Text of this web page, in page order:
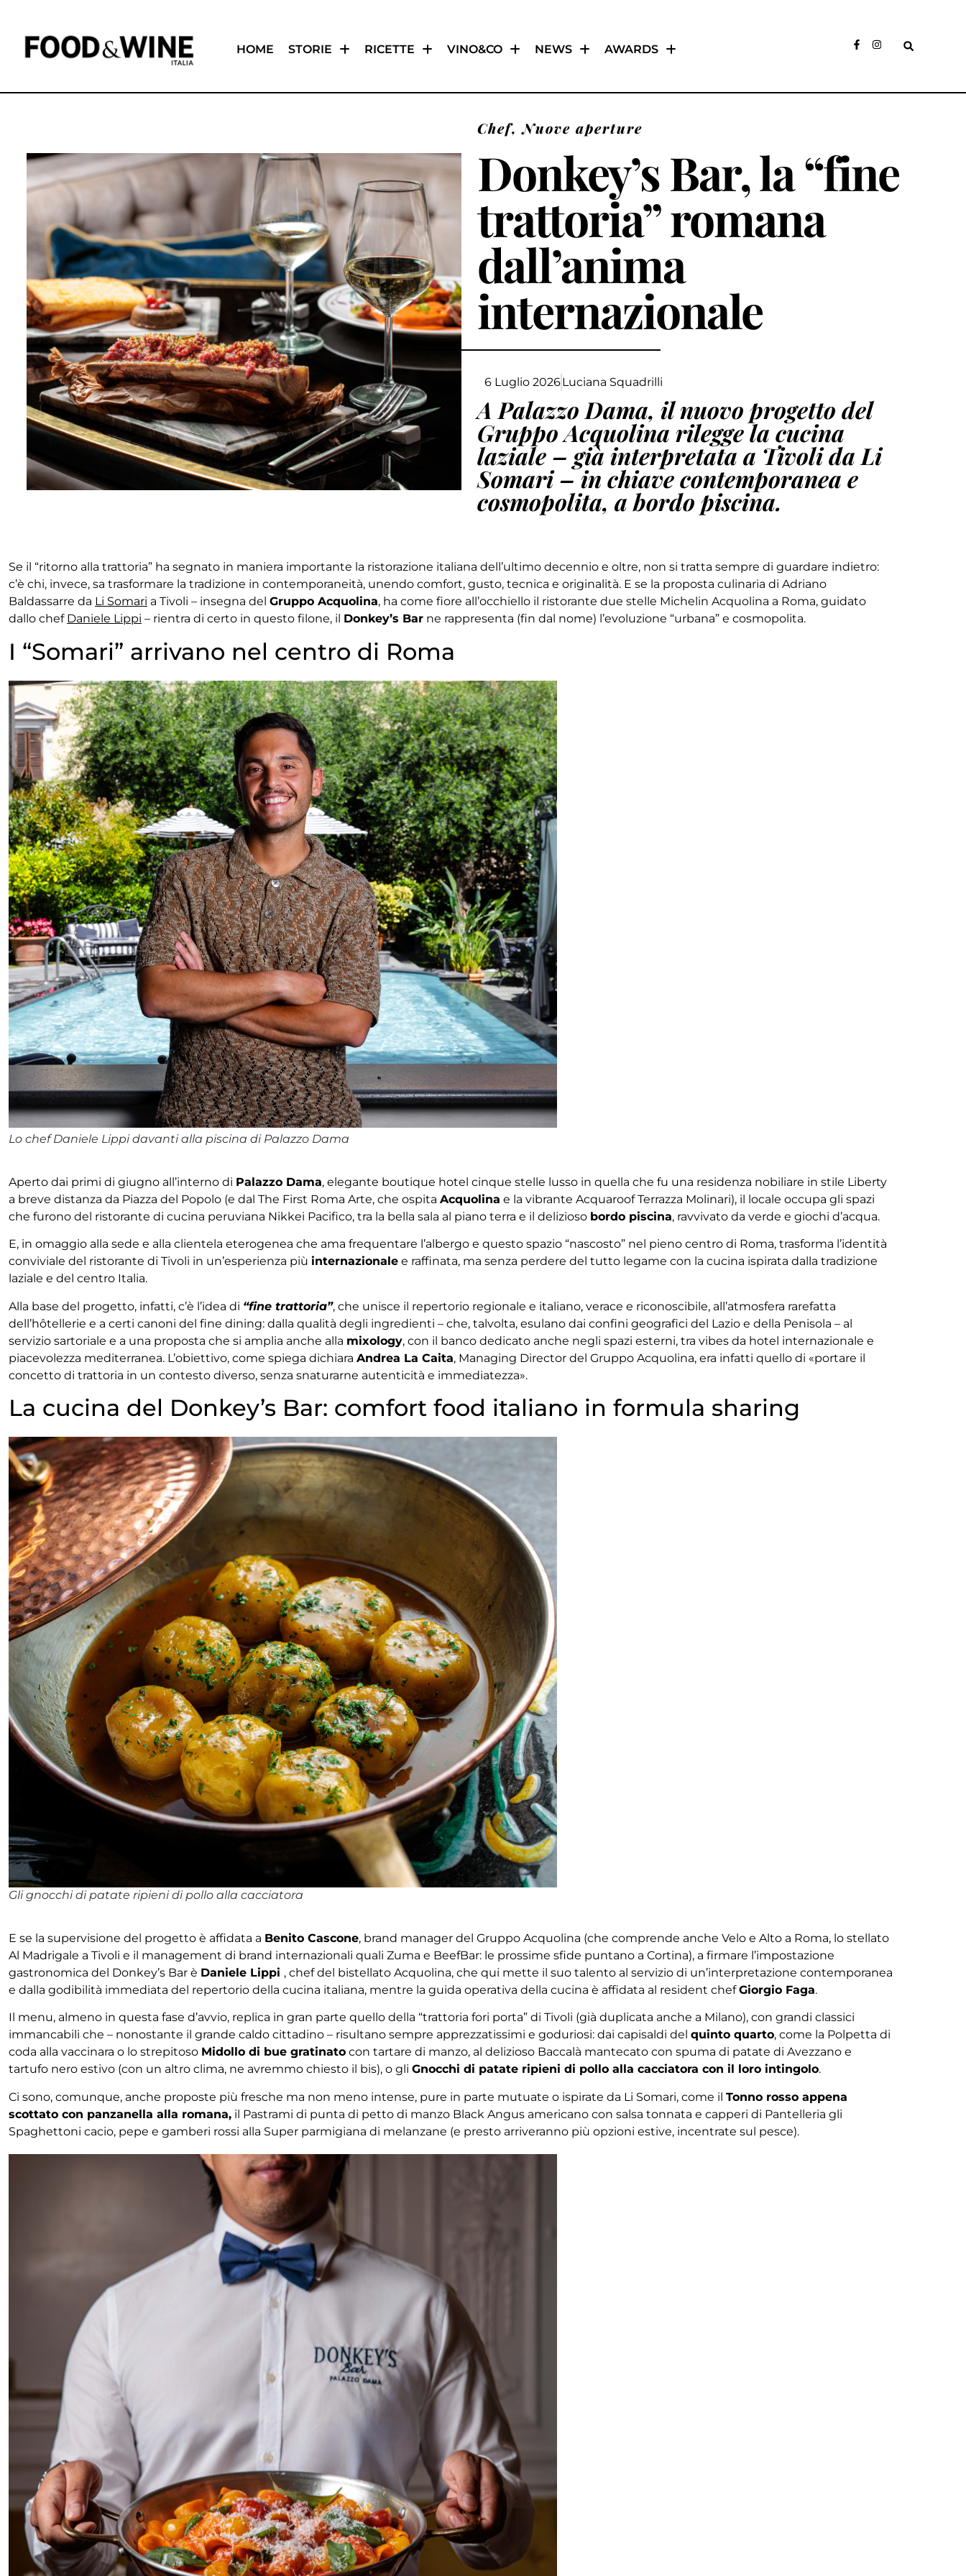
HOME STORIE RICETTE VINO&CO NEWS AWARDS
Chef,Nuove aperture
Donkey’s Bar, la “fine
trattoria” romana
dall’anima
internazionale
6 Luglio 2026Luciana Squadrilli
A Palazzo Dama, il nuovo progetto del
Gruppo Acquolina rilegge la cucina
laziale – già interpretata a Tivoli da Li
Somari – in chiave contemporanea e
cosmopolita, a bordo piscina.
Se il “ritorno alla trattoria” ha segnato in maniera importante la ristorazione italiana dell’ultimo decennio e oltre, non si tratta sempre di guardare indietro:
c’è chi, invece, sa trasformare la tradizione in contemporaneità, unendo comfort, gusto, tecnica e originalità. E se la proposta culinaria di Adriano
Baldassarre da Li Somari a Tivoli – insegna del Gruppo Acquolina, ha come fiore all’occhiello il ristorante due stelle Michelin Acquolina a Roma, guidato
dallo chef Daniele Lippi – rientra di certo in questo filone, il Donkey’s Bar ne rappresenta (fin dal nome) l’evoluzione “urbana” e cosmopolita.
I “Somari” arrivano nel centro di Roma
Lo chef Daniele Lippi davanti alla piscina di Palazzo Dama
Aperto dai primi di giugno all’interno di Palazzo Dama, elegante boutique hotel cinque stelle lusso in quella che fu una residenza nobiliare in stile Liberty
a breve distanza da Piazza del Popolo (e dal The First Roma Arte, che ospita Acquolina e la vibrante Acquaroof Terrazza Molinari), il locale occupa gli spazi
che furono del ristorante di cucina peruviana Nikkei Pacifico, tra la bella sala al piano terra e il delizioso bordo piscina, ravvivato da verde e giochi d’acqua.
E, in omaggio alla sede e alla clientela eterogenea che ama frequentare l’albergo e questo spazio “nascosto” nel pieno centro di Roma, trasforma l’identità
conviviale del ristorante di Tivoli in un’esperienza più internazionale e raffinata, ma senza perdere del tutto legame con la cucina ispirata dalla tradizione
laziale e del centro Italia.
Alla base del progetto, infatti, c’è l’idea di “fine trattoria”, che unisce il repertorio regionale e italiano, verace e riconoscibile, all’atmosfera rarefatta
dell’hôtellerie e a certi canoni del fine dining: dalla qualità degli ingredienti – che, talvolta, esulano dai confini geografici del Lazio e della Penisola – al
servizio sartoriale e a una proposta che si amplia anche alla mixology, con il banco dedicato anche negli spazi esterni, tra vibes da hotel internazionale e
piacevolezza mediterranea. L’obiettivo, come spiega dichiara Andrea La Caita, Managing Director del Gruppo Acquolina, era infatti quello di «portare il
concetto di trattoria in un contesto diverso, senza snaturarne autenticità e immediatezza».
La cucina del Donkey’s Bar: comfort food italiano in formula sharing
Gli gnocchi di patate ripieni di pollo alla cacciatora
E se la supervisione del progetto è affidata a Benito Cascone, brand manager del Gruppo Acquolina (che comprende anche Velo e Alto a Roma, lo stellato
Al Madrigale a Tivoli e il management di brand internazionali quali Zuma e BeefBar: le prossime sfide puntano a Cortina), a firmare l’impostazione
gastronomica del Donkey’s Bar è Daniele Lippi , chef del bistellato Acquolina, che qui mette il suo talento al servizio di un’interpretazione contemporanea
e dalla godibilità immediata del repertorio della cucina italiana, mentre la guida operativa della cucina è affidata al resident chefGiorgio Faga.
Il menu, almeno in questa fase d’avvio, replica in gran parte quello della “trattoria fori porta” di Tivoli (già duplicata anche a Milano), con grandi classici
immancabili che – nonostante il grande caldo cittadino – risultano sempre apprezzatissimi e goduriosi: dai capisaldi del quinto quarto, come la Polpetta di
coda alla vaccinara o lo strepitoso Midollo di bue gratinato con tartare di manzo, al delizioso Baccalà mantecato con spuma di patate di Avezzano e
tartufo nero estivo (con un altro clima, ne avremmo chiesto il bis), o gli Gnocchi di patate ripieni di pollo alla cacciatora con il loro intingolo.
Ci sono, comunque, anche proposte più fresche ma non meno intense, pure in parte mutuate o ispirate da Li Somari, come il Tonno rosso appena
scottato con panzanella alla romana, il Pastrami di punta di petto di manzo Black Angus americano con salsa tonnata e capperi di Pantelleria gli
Spaghettoni cacio, pepe e gamberi rossi alla Super parmigiana di melanzane (e presto arriveranno più opzioni estive, incentrate sul pesce).